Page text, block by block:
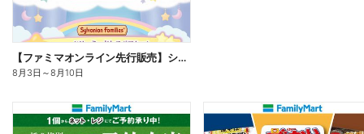
【ファミマオンライン先行販売】シルバニアファミリー
8月3日 ～8月10日